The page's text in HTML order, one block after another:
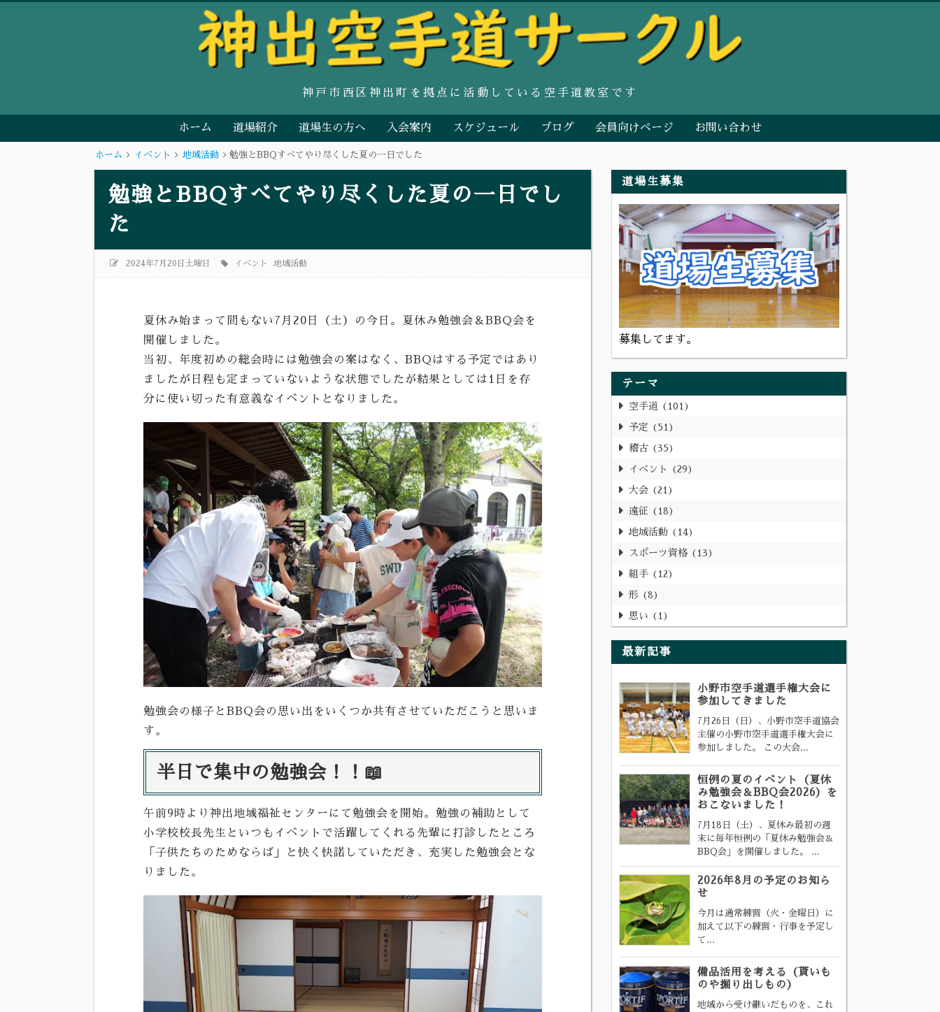
神戸市西区神出町を拠点に活動している空手道教室です
ホーム 道場紹介 道場生の方へ 入会案内 スケジュール ブログ 会員向けページ お問い合わせ
ホーム イベント 地域活動 勉強とBBQすべてやり尽くした夏の一日でした
勉強とBBQすべてやり尽くした夏の一日でし
た
2024年7月20日土曜日 イベント 地域活動
夏休み始まって間もない7月20日（土）の今日。夏休み勉強会＆BBQ会を
開催しました。
当初、年度初めの総会時には勉強会の案はなく、BBQはする予定ではあり
ましたが日程も定まっていないような状態でしたが結果としては1日を存
分に使い切った有意義なイベントとなりました。
勉強会の様子とBBQ会の思い出をいくつか共有させていただこうと思いま
す。
半日で集中の勉強会！！📖
午前9時より神出地域福祉センターにて勉強会を開始。勉強の補助として
小学校校長先生といつもイベントで活躍してくれる先輩に打診したところ
「子供たちのためならば」と快く快諾していただき、充実した勉強会とな
りました。
道場生募集
募集してます。
テーマ
空手道 101
予定 51
稽古 35
イベント 29
大会 21
遠征 18
地域活動 14
スポーツ資格 13
組手 12
形 8
思い 1
最新記事
小野市空手道選手権大会に
参加してきました
7月26日（日）、小野市空手道協会
主催の小野市空手道選手権大会に
参加しました。 この大会...
恒例の夏のイベント（夏休
み勉強会＆BBQ会2026）を
おこないました！
7月18日（土）、夏休み最初の週
末に毎年恒例の「夏休み勉強会＆
BBQ会」を開催しました。 ...
2026年8月の予定のお知ら
せ
今月は通常練習（火・金曜日）に
加えて以下の練習・行事を予定し
て...
備品活用を考える（貰いも
のや掘り出しもの）
地域から受け継いだものを、これ